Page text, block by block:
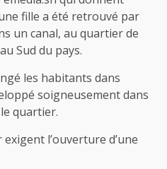
fille a été retrouvé par
un canal, au quartier de
Sud du pays.
les habitants dans
soigneusement dans
quartier.
l’ouverture d’une